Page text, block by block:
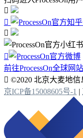




前往ProcessOn全球网
 ©2020 北京大麦地信
京ICP备15008605号-1 |